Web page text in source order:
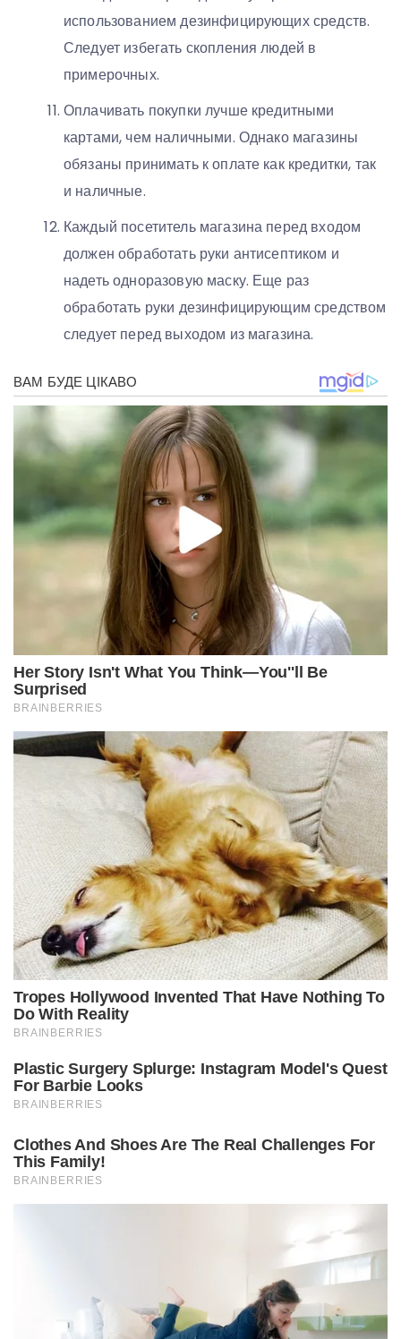
использованием дезинфицирующих средств.
Следует избегать скопления людей в
примерочных.
Оплачивать покупки лучше кредитными
картами, чем наличными. Однако магазины
обязаны принимать к оплате как кредитки, так
и наличные.
Каждый посетитель магазина перед входом
должен обработать руки антисептиком и
надеть одноразовую маску. Еще раз
обработать руки дезинфицирующим средством
следует перед выходом из магазина.